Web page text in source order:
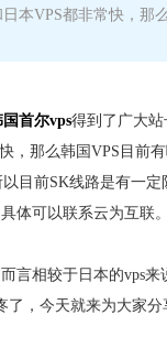
本VPS都非常快，那
首尔vps得到了广大
，那么韩国VPS目
目前SK线路是有一
体可以联系云为互联
言相较于日本的vps
了，今天就来为大家分